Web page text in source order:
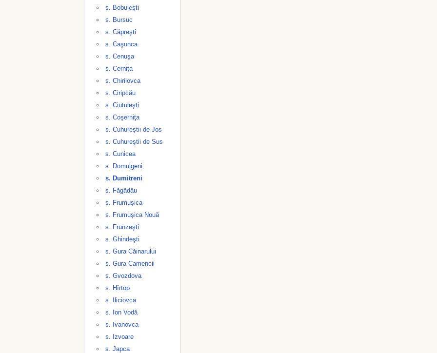
s. Bobuleşti
s. Bursuc
s. Căpreşti
s. Caşunca
s. Cenuşa
s. Cerniţa
s. Chirilovca
s. Ciripcău
s. Ciutuleşti
s. Coşerniţa
s. Cuhureştii de Jos
s. Cuhureştii de Sus
s. Cunicea
s. Domulgeni
s. Dumitreni
s. Făgădău
s. Frumuşica
s. Frumuşica Nouă
s. Frunzeşti
s. Ghindeşti
s. Gura Căinarului
s. Gura Camencii
s. Gvozdova
s. Hîrtop
s. Iliciovca
s. Ion Vodă
s. Ivanovca
s. Izvoare
s. Japca